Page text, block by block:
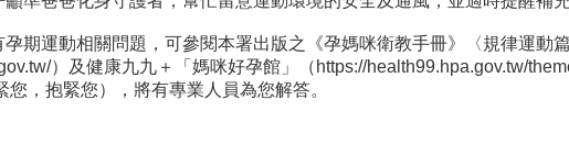
孕期運動相關問題，可參閱本署出版之《孕媽咪衛教手冊》〈規律運動
）及健康九九＋「媽咪好孕館」（https://health99.hpa.gov.tw/
，抱緊您），將有專業人員為您解答。